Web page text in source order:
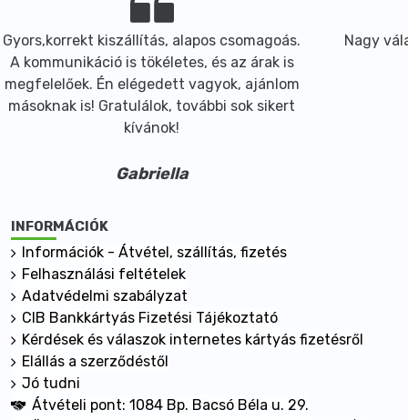
L-Phenylalanine 72 mg
L-Threonine 141 mg
L-Tryptophan 37 mg
L-Valine 141 mg
L-Alanine 97 mg
L-Aspartic Acid 220 mg
L-Glutamine 204 mg
Glycine 47 mg
L-Ornithine 31 mg
L-Proline 123 mg
L-Serine 106 mg
L-Tyrosine 66 mg
Egyéb összetevők:
Hipromellóz, cellulóz kapszula
Hidroxipropil-cellulóz
Gyors,korrekt kiszállítás, alapos csomagoás.
A kommunikáció is tökéletes, és az árak is
megfelelőek. Én elégedett vagyok, ajánlom
másoknak is! Gratulálok, további sok sikert
kívánok!
Gabriella
Nagy
INFORMÁCIÓK
Információk - Átvétel, szállítás, fizetés
Felhasználási feltételek
Adatvédelmi szabályzat
CIB Bankkártyás Fizetési Tájékoztató
Kérdések és válaszok internetes kártyás fizetésről
Elállás a szerződéstől
Jó tudni
Átvételi pont: 1084 Bp. Bacsó Béla u. 29.